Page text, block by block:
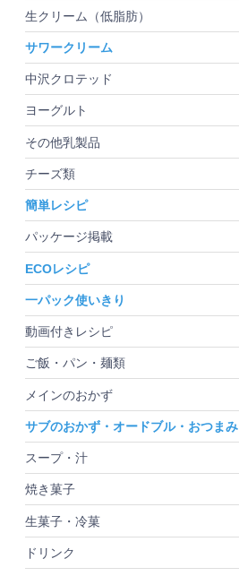
生クリーム（低脂肪）
サワークリーム
中沢クロテッド
ヨーグルト
その他乳製品
チーズ類
簡単レシピ
パッケージ掲載
ECOレシピ
一パック使いきり
動画付きレシピ
ご飯・パン・麺類
メインのおかず
サブのおかず・オードブル・おつまみ
スープ・汁
焼き菓子
生菓子・冷菓
ドリンク